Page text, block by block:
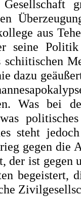
Gesellschaft
aus
seine
schiitischen
dazu
. Was bei
steht
gegen die
der ist gegen
begeistert,